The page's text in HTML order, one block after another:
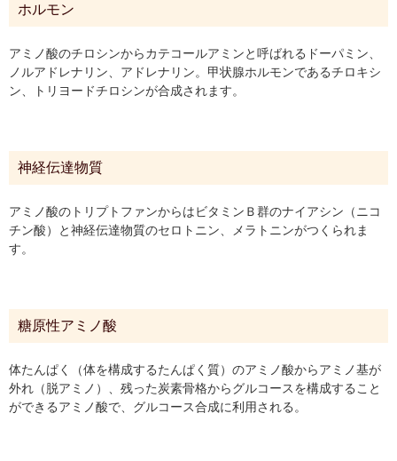
ホルモン
アミノ酸のチロシンからカテコールアミンと呼ばれるドーパミン、
ノルアドレナリン、アドレナリン。甲状腺ホルモンであるチロキシ
ン、トリヨードチロシンが合成されます。
神経伝達物質
アミノ酸のトリプトファンからはビタミンＢ群のナイアシン（ニコ
チン酸）と神経伝達物質のセロトニン、メラトニンがつくられま
す。
糖原性アミノ酸
体たんぱく（体を構成するたんぱく質）のアミノ酸からアミノ基が
外れ（脱アミノ）、残った炭素骨格からグルコースを構成すること
ができるアミノ酸で、グルコース合成に利用される。